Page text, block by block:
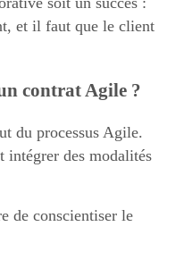
et il faut que le client
contrat Agile ?
du processus Agile.
intégrer des modalités
de conscientiser le